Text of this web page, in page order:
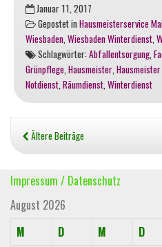
Wiesbaden
und
Mainz:
Ein
starker
Neuzugang
beim
Hausmeisterservice
BAUHOF
räumt
auf…
Januar 11, 2017
Gepostet inHausmeisterservice
Wiesbaden Wiesbaden Winterdienst
Schlagwörter:Abfallentsorgung
Grünpflege Hausmeister
Notdienst Räumdienst Winterdienst
Ältere Beiträge
Impressum / Datenschutz
August 2026
M
D M D